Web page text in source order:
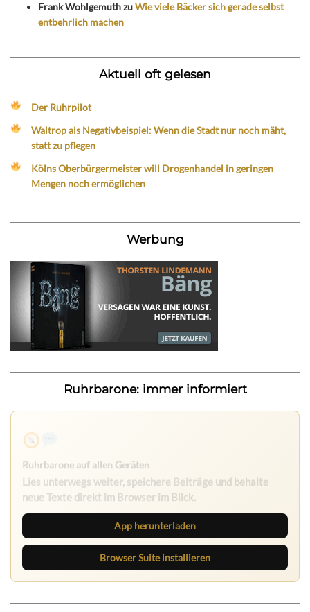
Frank WohlgemuthzuWie viele Bäcker sich gerade selbst
entbehrlich machen
Aktuell oft gelesen
Der Ruhrpilot
Waltrop als Negativbeispiel: Wenn die Stadt nur noch mäht,
statt zu pflegen
Kölns Oberbürgermeister will Drogenhandel in geringen
Mengen noch ermöglichen
Werbung
Ruhrbarone: immer informiert
Ruhrbarone auf allen Geräten
Lies unterwegs weiter, speichere Beiträge und behalte
neue Texte direkt im Browser im Blick.
App herunterladen
Browser Suite installieren